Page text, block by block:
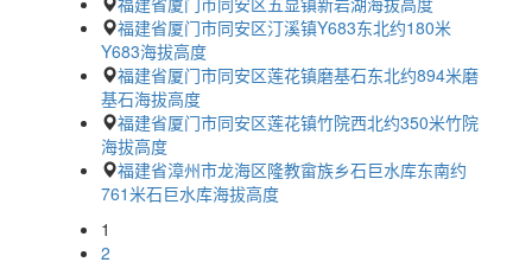
福建省厦门市同安区汀溪镇Y683东北约180米
Y683海拔高度
福建省厦门市同安区莲花镇磨基石东北约894米磨
基石海拔高度
福建省厦门市同安区莲花镇竹院西北约350米竹院
海拔高度
福建省漳州市龙海区隆教畲族乡石巨水库东南约
761米石巨水库海拔高度
1
2